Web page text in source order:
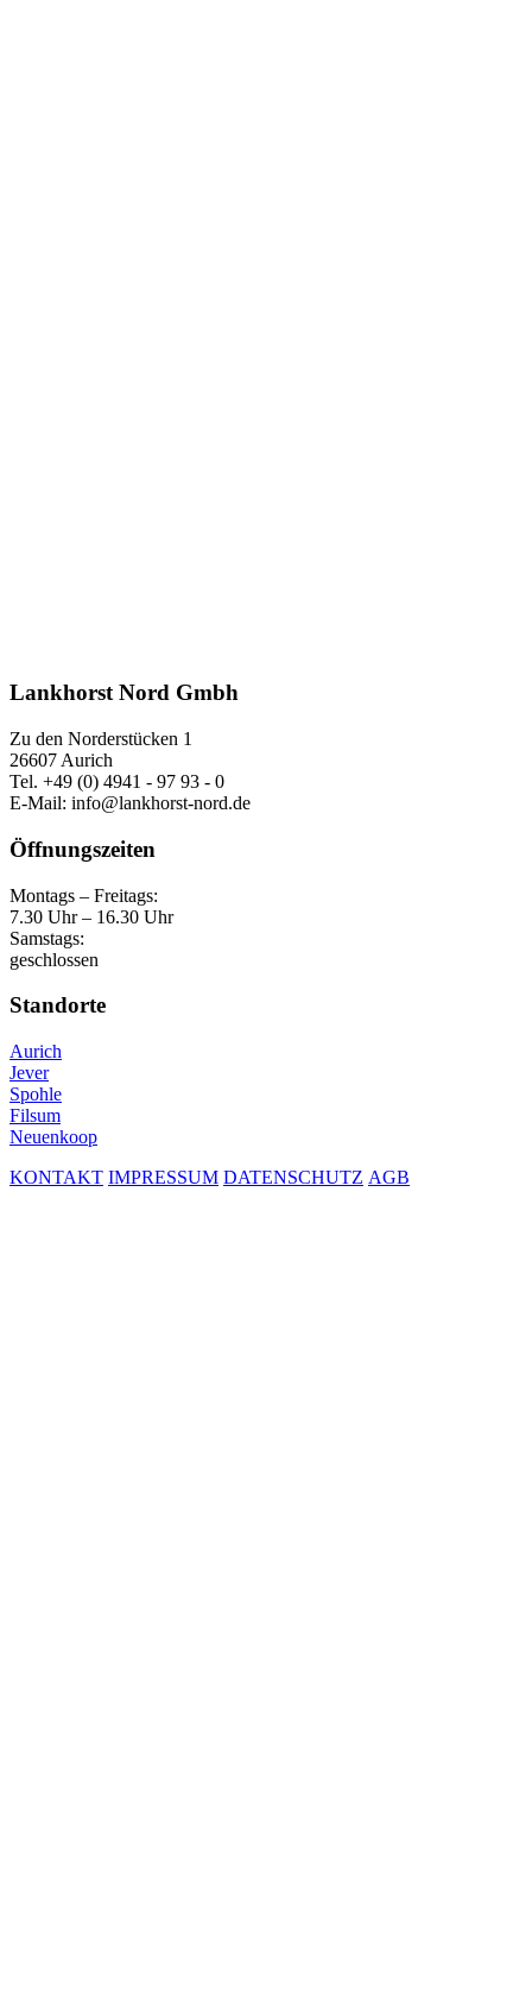
Lankhorst Nord Gmbh
Zu den Norderstücken 1
26607 Aurich
Tel. +49 (0) 4941 - 97 93 - 0
E-Mail: info@lankhorst-nord.de
Öffnungszeiten
Montags – Freitags:
7.30 Uhr – 16.30 Uhr
Samstags:
geschlossen
Standorte
Aurich
Jever
Spohle
Filsum
Neuenkoop
KONTAKT IMPRESSUM DATENSCHUTZ AGB